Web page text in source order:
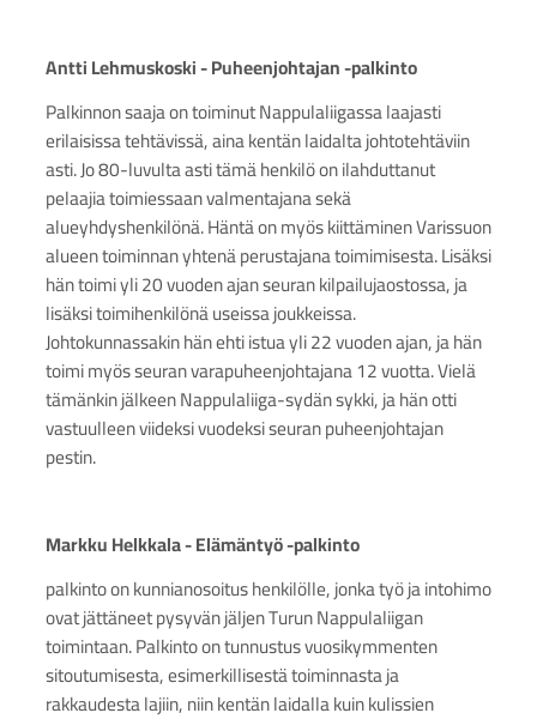
Antti Lehmuskoski - Puheenjohtajan -palkinto
Palkinnon saaja on toiminut Nappulaliigassa laajasti
erilaisissa tehtävissä, aina kentän laidalta johtotehtäviin
asti. Jo 80-luvulta asti tämä henkilö on ilahduttanut
pelaajia toimiessaan valmentajana sekä
alueyhdyshenkilönä. Häntä on myös kiittäminen Varissuon
alueen toiminnan yhtenä perustajana toimimisesta. Lisäksi
hän toimi yli 20 vuoden ajan seuran kilpailujaostossa, ja
lisäksi toimihenkilönä useissa joukkeissa.
Johtokunnassakin hän ehti istua yli 22 vuoden ajan, ja hän
toimi myös seuran varapuheenjohtajana 12 vuotta. Vielä
tämänkin jälkeen Nappulaliiga-sydän sykki, ja hän otti
vastuulleen viideksi vuodeksi seuran puheenjohtajan
pestin.
Markku Helkkala - Elämäntyö -palkinto
palkinto on kunnianosoitus henkilölle, jonka työ ja intohimo
ovat jättäneet pysyvän jäljen Turun Nappulaliigan
toimintaan. Palkinto on tunnustus vuosikymmenten
sitoutumisesta, esimerkillisestä toiminnasta ja
rakkaudesta lajiin, niin kentän laidalla kuin kulissien